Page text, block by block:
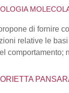
propone di fornire
relative le
comportamento;
ORIETTA